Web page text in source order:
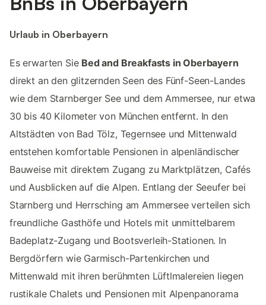
Urlaub in Oberbayern
Es erwarten Sie Bed and Breakfasts in Oberbayern
direkt an den glitzernden Seen des Fünf-Seen-Landes
wie dem Starnberger See und dem Ammersee, nur etwa
30 bis 40 Kilometer von München entfernt. In den
Altstädten von Bad Tölz, Tegernsee und Mittenwald
entstehen komfortable Pensionen in alpenländischer
Bauweise mit direktem Zugang zu Marktplätzen, Cafés
und Ausblicken auf die Alpen. Entlang der Seeufer bei
Starnberg und Herrsching am Ammersee verteilen sich
freundliche Gasthöfe und Hotels mit unmittelbarem
Badeplatz-Zugang und Bootsverleih-Stationen. In
Bergdörfern wie Garmisch-Partenkirchen und
Mittenwald mit ihren berühmten Lüftlmalereien liegen
rustikale Chalets und Pensionen mit Alpenpanorama